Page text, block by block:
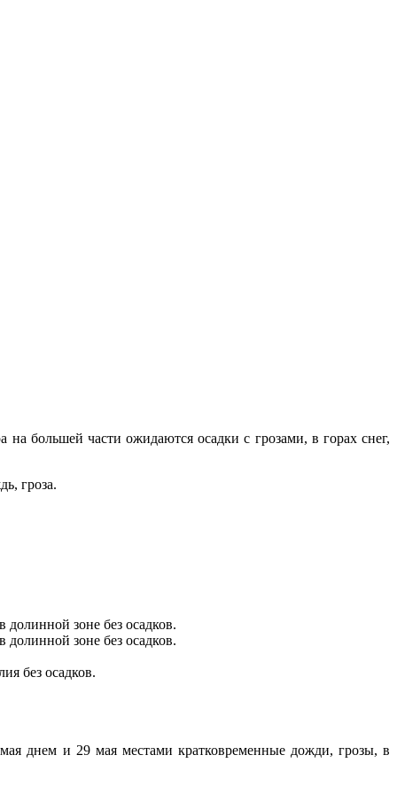
на большей части ожидаются осадки с грозами, в горах снег,
гроза.
зоне без осадков.
зоне без осадков.
без осадков.
днем и 29 мая местами кратковременные дожди, грозы, в